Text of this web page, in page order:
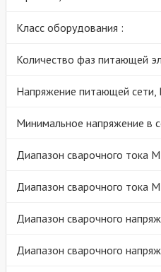
Класс оборудования :
Количество фаз питающей
Напряжение питающей сети,
Минимальное напряжение в
Диапазон сварочного тока
Диапазон сварочного тока
Диапазон сварочного
Диапазон сварочного